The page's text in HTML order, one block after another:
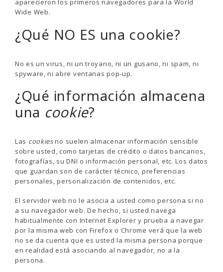
aparecieron los primeros navegadores para la World
Wide Web.
¿Qué NO ES una cookie?
No es un virus, ni un troyano, ni un gusano, ni spam, ni
spyware, ni abre ventanas pop-up.
¿Qué información almacena
una cookie?
Las cookiesno suelen almacenar información sensible
sobre usted, como tarjetas de crédito o datos bancarios,
fotografías, su DNI o información personal, etc. Los datos
que guardan son de carácter técnico, preferencias
personales, personalización de contenidos, etc.
El servidor web no le asocia a usted como persona si no
a su navegador web. De hecho, si usted navega
habitualmente con Internet Explorer y prueba a navegar
por la misma web con Firefox o Chrome verá que la web
no se da cuenta que es usted la misma persona porque
en realidad está asociando al navegador, no a la
persona.